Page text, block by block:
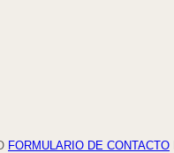
FORMULARIO DE CONTACTO